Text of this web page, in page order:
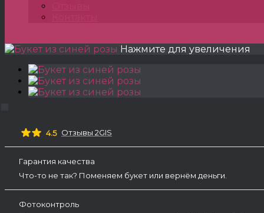
Нажмите для увеличения
4.5 Отзывы 2GIS
Гарантия качества
Что-то не так? Поменяем букет или вернём деньги.
Фотоконтроль